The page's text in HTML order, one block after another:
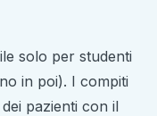
solo per studenti
in poi). I compiti
pazienti con il